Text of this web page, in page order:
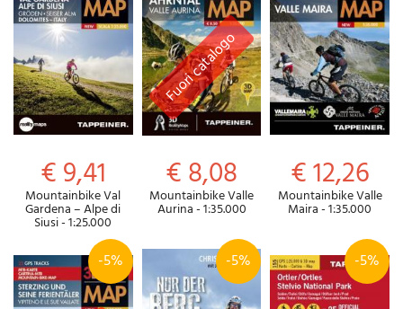
€ 9,41
Mountainbike Val
Gardena – Alpe di
Siusi - 1:25.000
€ 8,08
Mountainbike Valle
Aurina - 1:35.000
€ 12,26
Mountainbike Valle
Maira - 1:35.000
-5% -5% -5%